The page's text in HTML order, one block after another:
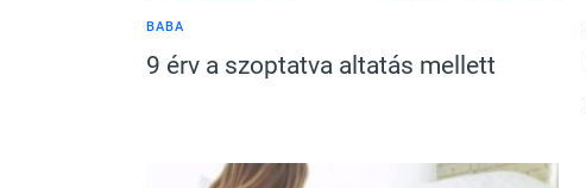
BABA
9 érv a szoptatva altatás mellett